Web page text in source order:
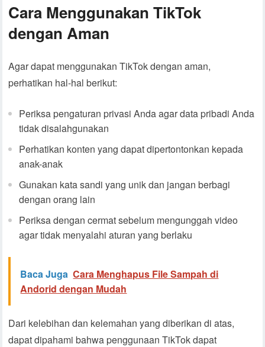
Cara Menggunakan TikTok
dengan Aman
Agar dapat menggunakan TikTok dengan aman,
perhatikan hal-hal berikut:
Periksa pengaturan privasi Anda agar data pribadi Anda
tidak disalahgunakan
Perhatikan konten yang dapat dipertontonkan kepada
anak-anak
Gunakan kata sandi yang unik dan jangan berbagi
dengan orang lain
Periksa dengan cermat sebelum mengunggah video
agar tidak menyalahi aturan yang berlaku
Baca Juga Cara Menghapus File Sampah di
Andorid dengan Mudah
Dari kelebihan dan kelemahan yang diberikan di atas,
dapat dipahami bahwa penggunaan TikTok dapat